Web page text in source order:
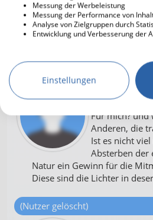
Philipper 1:21
🙏❤️
(Nutzer gelöscht)
@IKorXIII
Wann ist das
Für mich? und
Anderen, die
Ist es nicht
Absterben der
Natur ein Gewinn für die
Diese sind die Lichter in
(Nutzer gelöscht)
Messung der Werbeleistung
Messung der Performance von
Analyse von Zielgruppen durch
Entwicklung und Verbesserung der
Einstellungen